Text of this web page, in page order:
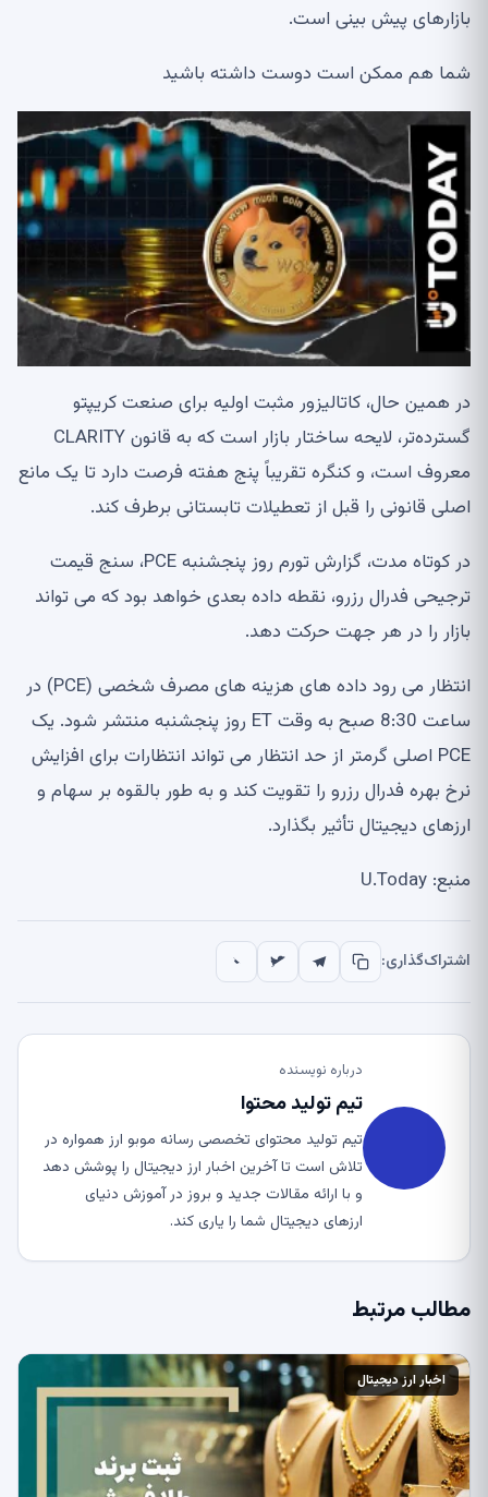
بازارهای پیش بینی است.
شما هم ممکن است دوست داشته باشید
در همین حال، کاتالیزور مثبت اولیه برای صنعت کریپتو
گسترده‌تر، لایحه ساختار بازار است که به قانون CLARITY
معروف است، و کنگره تقریباً پنج هفته فرصت دارد تا یک مانع
اصلی قانونی را قبل از تعطیلات تابستانی برطرف کند.
در کوتاه مدت، گزارش تورم روز پنجشنبه PCE، سنج قیمت
ترجیحی فدرال رزرو، نقطه داده بعدی خواهد بود که می تواند
بازار را در هر جهت حرکت دهد.
انتظار می رود داده های هزینه های مصرف شخصی (PCE) در
ساعت 8:30 صبح به وقت ET روز پنجشنبه منتشر شود. یک
PCE اصلی گرمتر از حد انتظار می تواند انتظارات برای افزایش
نرخ بهره فدرال رزرو را تقویت کند و به طور بالقوه بر سهام و
ارزهای دیجیتال تأثیر بگذارد.
منبع: U.Today
اشتراک‌گذاری:
درباره نویسنده
تیم تولید محتوا
تیم تولید محتوای تخصصی رسانه موبو ارز همواره در
تلاش است تا آخرین اخبار ارز دیجیتال را پوشش دهد
و با ارائه مقالات جدید و بروز در آموزش دنیای
ارزهای دیجیتال شما را یاری کند.
مطالب مرتبط
اخبار ارز دیجیتال